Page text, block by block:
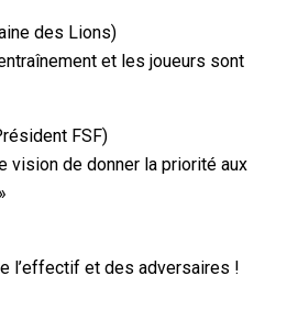
des Lions)
et les joueurs sont
FSF)
vision de donner la priorité aux
l’effectif et des adversaires !